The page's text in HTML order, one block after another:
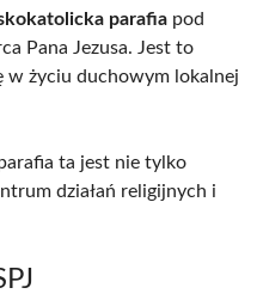
parafia pod
Pana Jezusa. Jest to
w życiu duchowym lokalnej
ta jest nie tylko
działań religijnych i